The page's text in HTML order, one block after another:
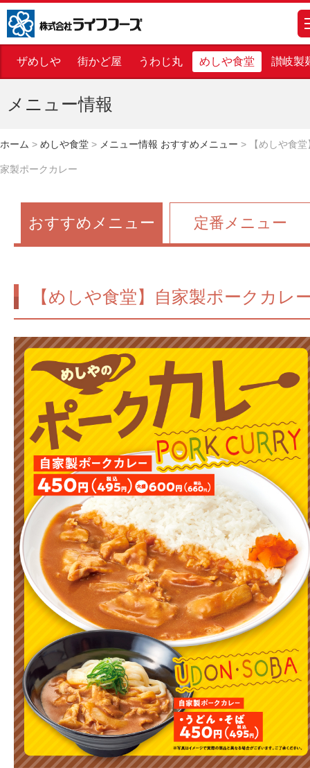
株式会社ライフフーズ
ザめしや 街かど屋 うわじ丸 めしや食堂 讃岐製
メニュー情報
ホーム > めしや食堂 > メニュー情報 おすすめメニュー > 【めしや食
家製ポークカレー
おすすめメニュー 定番メニュー
【めしや食堂】自家製ポークカレ